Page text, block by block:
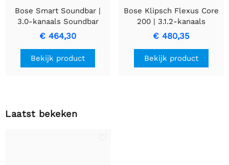
Bose Smart Soundbar |
3.0-kanaals Soundbar
Zwart | 892079-2100
€ 464,30
Bekijk product
Bose Klipsch Flexus Core
200 | 3.1.2-kanaals
Soundbar Zwart | 1071984
€ 480,35
Bekijk product
Laatst bekeken